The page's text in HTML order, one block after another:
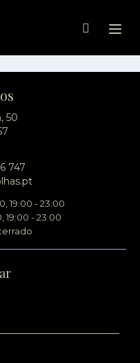
50
747
19:00 - 23:00
19:00 - 23:00